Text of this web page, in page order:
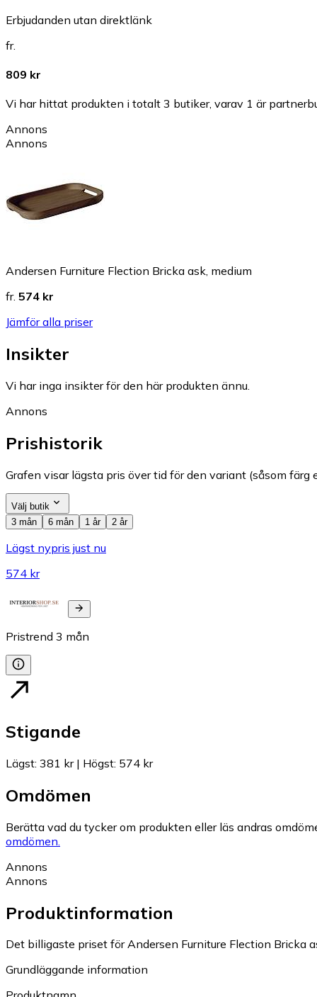
Erbjudanden utan direktlänk
fr.
809 kr
Vi har hittat produkten i totalt 3 butiker, varav 1 är
Annons
Annons
Andersen Furniture Flection Bricka ask, medium
fr. 574 kr
Jämför alla priser
Insikter
Vi har inga insikter för den här produkten ännu.
Annons
Prishistorik
Grafen visar lägsta pris över tid för den variant (såsom
Välj butik
3 mån
6 mån 1 år 2 år
Lägst nypris just nu
574 kr
Pristrend 3 mån
Stigande
Lägst: 381 kr| Högst: 574 kr
Omdömen
Berätta vad du tycker om produkten eller läs andras
omdömen.
Annons
Annons
Produktinformation
Det billigaste priset för Andersen Furniture Flection Bricka
Grundläggande information